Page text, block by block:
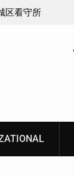
的神